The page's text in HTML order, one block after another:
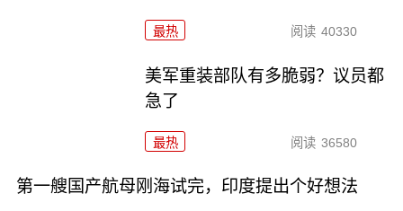
最热 阅读 40330
美军重装部队有多脆弱？议员都
急了
最热 阅读 36580
第一艘国产航母刚海试完，印度提出个好想法